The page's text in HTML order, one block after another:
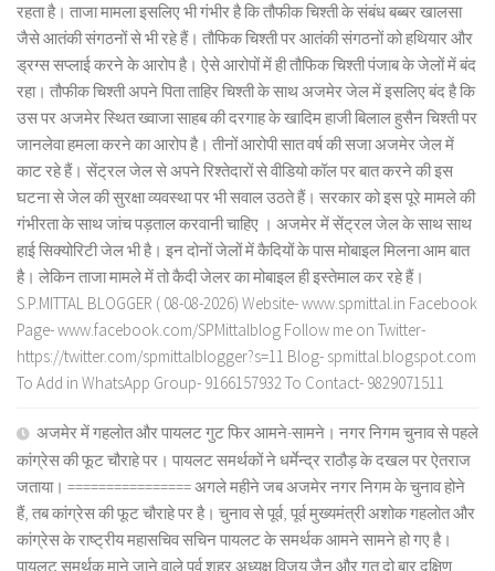
रहता है। ताजा मामला इसलिए भी गंभीर है कि तौफीक चिश्ती के संबंध बब्बर खालसा
जैसे आतंकी संगठनों से भी रहे हैं। तौफिक चिश्ती पर आतंकी संगठनों को हथियार और
ड्रग्स सप्लाई करने के आरोप है। ऐसे आरोपों में ही तौफिक चिश्ती पंजाब के जेलों में बंद
रहा। तौफीक चिश्ती अपने पिता ताहिर चिश्ती के साथ अजमेर जेल में इसलिए बंद है कि
उस पर अजमेर स्थित ख्वाजा साहब की दरगाह के खादिम हाजी बिलाल हुसैन चिश्ती पर
जानलेवा हमला करने का आरोप है। तीनों आरोपी सात वर्ष की सजा अजमेर जेल में
काट रहे हैं। सेंट्रल जेल से अपने रिश्तेदारों से वीडियो कॉल पर बात करने की इस
घटना से जेल की सुरक्षा व्यवस्था पर भी सवाल उठते हैं। सरकार को इस पूरे मामले की
गंभीरता के साथ जांच पड़ताल करवानी चाहिए । अजमेर में सेंट्रल जेल के साथ साथ
हाई सिक्योरिटी जेल भी है। इन दोनों जेलों में कैदियों के पास मोबाइल मिलना आम बात
है। लेकिन ताजा मामले में तो कैदी जेलर का मोबाइल ही इस्तेमाल कर रहे हैं।
S.P.MITTAL BLOGGER ( 08-08-2026) Website- www.spmittal.in Facebook
Page- www.facebook.com/SPMittalblog Follow me on Twitter-
https://twitter.com/spmittalblogger?s=11 Blog- spmittal.blogspot.com
To Add in WhatsApp Group- 9166157932 To Contact- 9829071511
अजमेर में गहलोत और पायलट गुट फिर आमने-सामने। नगर निगम चुनाव से पहले
कांग्रेस की फूट चौराहे पर। पायलट समर्थकों ने धर्मेन्द्र राठौड़ के दखल पर ऐतराज
जताया। ================ अगले महीने जब अजमेर नगर निगम के चुनाव होने
हैं, तब कांग्रेस की फूट चौराहे पर है। चुनाव से पूर्व, पूर्व मुख्यमंत्री अशोक गहलोत और
कांग्रेस के राष्ट्रीय महासचिव सचिन पायलट के समर्थक आमने सामने हो गए है।
पायलट समर्थक माने जाने वाले पूर्व शहर अध्यक्ष विजय जैन और गत दो बार दक्षिण